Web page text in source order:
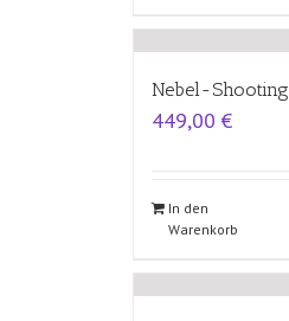
Nebel-Shooting
449,00 €
In den
Warenkorb